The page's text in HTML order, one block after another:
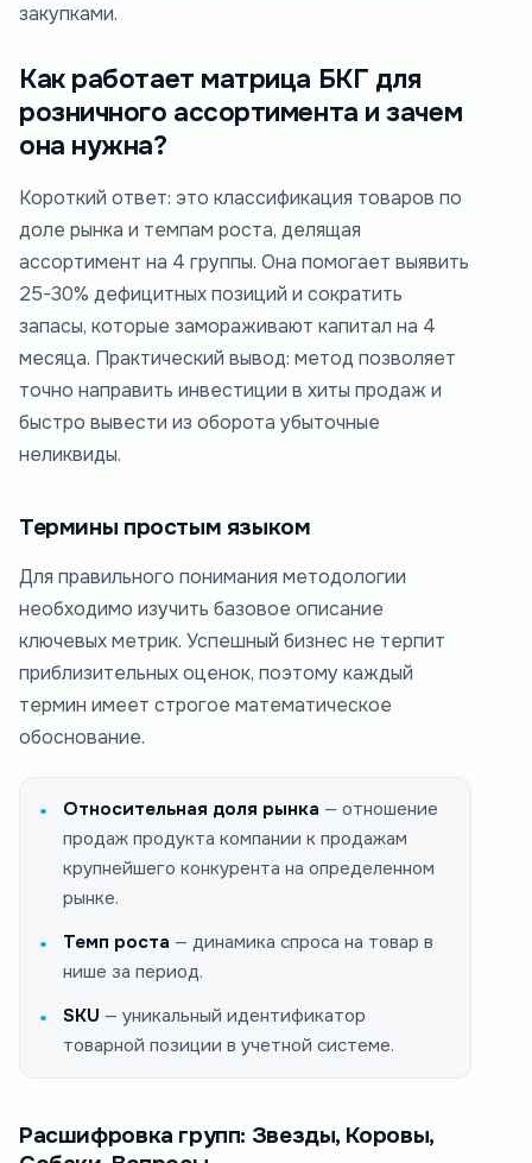
закупками.
Как работает матрица БКГ для
розничного ассортимента и зачем
она нужна?
Короткий ответ: это классификация товаров по
доле рынка и темпам роста, делящая
ассортимент на 4 группы. Она помогает выявить
25-30% дефицитных позиций и сократить
запасы, которые замораживают капитал на 4
месяца. Практический вывод: метод позволяет
точно направить инвестиции в хиты продаж и
быстро вывести из оборота убыточные
неликвиды.
Термины простым языком
Для правильного понимания методологии
необходимо изучить базовое описание
ключевых метрик. Успешный бизнес не терпит
приблизительных оценок, поэтому каждый
термин имеет строгое математическое
обоснование.
Относительная доля рынка — отношение
продаж продукта компании к продажам
крупнейшего конкурента на определенном
рынке.
Темп роста — динамика спроса на товар в
нише за период.
SKU — уникальный идентификатор
товарной позиции в учетной системе.
Расшифровка групп: Звезды, Коровы,